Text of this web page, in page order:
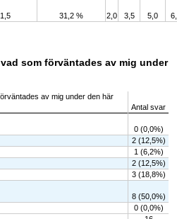
1,5 31,2 % 2,0 3,5 5,0
som förväntades av mig under
av mig under den här
Antal svar
0 (0,0%)
2 (12,5%)
1 (6,2%)
2 (12,5%)
3 (18,8%)
8 (50,0%)
0 (0,0%)